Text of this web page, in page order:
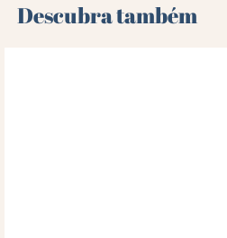
Descubra também 🌻